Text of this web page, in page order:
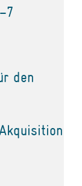
den